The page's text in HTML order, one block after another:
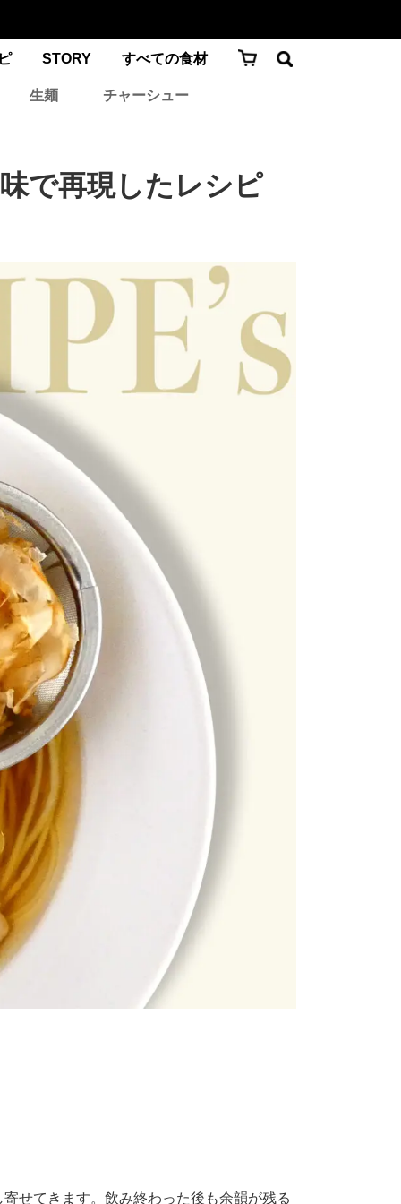
STORY すべての食材
生麺 チャーシュー
で再現したレシピ
せてきます。飲み終わった後も余韻が残る